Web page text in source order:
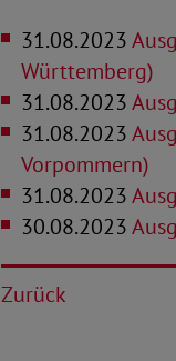
31.08.2023
Württemberg)
31.08.2023
31.08.2023
Vorpommern)
31.08.2023
30.08.2023
Zurück